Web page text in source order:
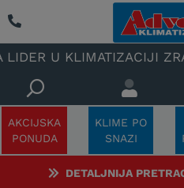
ZRAKA -
AKCIJSKA
PONUDA
KLIME PO
SNAZI
DETALJNIJA